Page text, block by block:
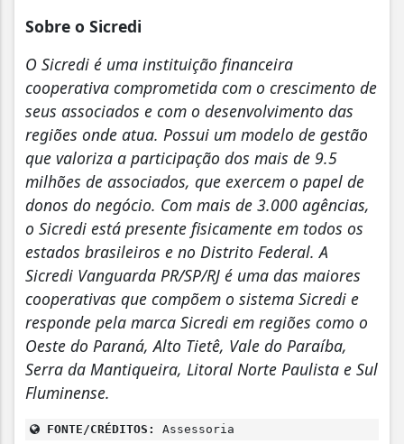
Sobre o Sicredi
O Sicredi é uma instituição financeira
cooperativa comprometida com o crescimento de
seus associados e com o desenvolvimento das
regiões onde atua. Possui um modelo de gestão
que valoriza a participação dos mais de 9.5
milhões de associados, que exercem o papel de
donos do negócio. Com mais de 3.000 agências,
o Sicredi está presente fisicamente em todos os
estados brasileiros e no Distrito Federal. A
Sicredi Vanguarda PR/SP/RJ é uma das maiores
cooperativas que compõem o sistema Sicredi e
responde pela marca Sicredi em regiões como o
Oeste do Paraná, Alto Tietê, Vale do Paraíba,
Serra da Mantiqueira, Litoral Norte Paulista e Sul
Fluminense.
FONTE/CRÉDITOS: Assessoria